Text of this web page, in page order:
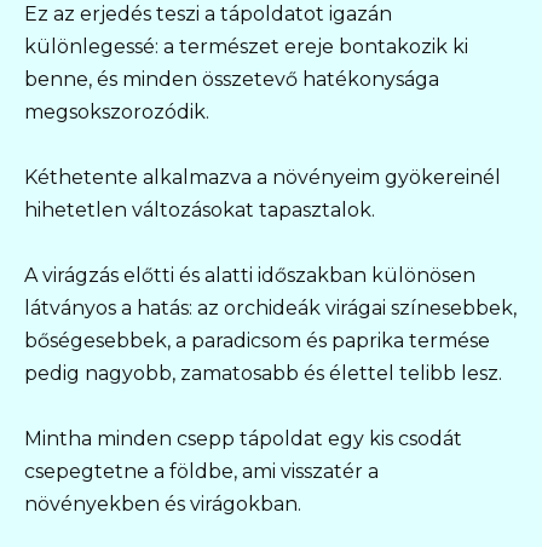
Ez az erjedés teszi a tápoldatot igazán
különlegessé: a természet ereje bontakozik ki
benne, és minden összetevő hatékonysága
megsokszorozódik.
Kéthetente alkalmazva a növényeim gyökereinél
hihetetlen változásokat tapasztalok.
A virágzás előtti és alatti időszakban különösen
látványos a hatás: az orchideák virágai színesebbek,
bőségesebbek, a paradicsom és paprika termése
pedig nagyobb, zamatosabb és élettel telibb lesz.
Mintha minden csepp tápoldat egy kis csodát
csepegtetne a földbe, ami visszatér a
növényekben és virágokban.